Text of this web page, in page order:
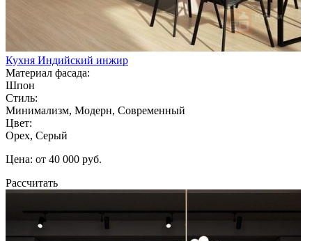
Кухня Индийский инжир
Материал фасада:
Шпон
Стиль:
Минимализм, Модерн, Современный
Цвет:
Орех, Серый
Цена: от 40 000 руб.
Рассчитать